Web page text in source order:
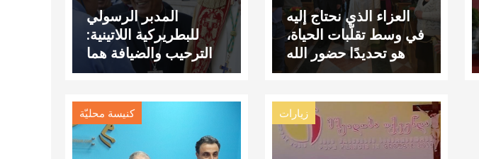
المدبر الرسولي
للبطريركية اللاتينية:
الترحيب والضيافة هما
ركيزة الأردن
العزاء الذي نحتاج إليه
في وسط تقلّبات الحياة،
هو تحديدًا حضور الله
في القلب
كنيسة محليّة زيارات